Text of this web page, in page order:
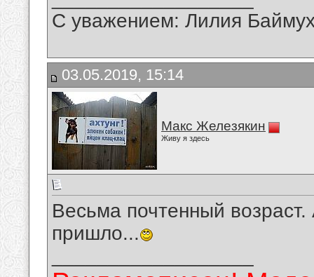
С уважением: Лилия
03.05.2019, 15:14
Макс Железякин
Живу я здесь
Весьма почтенный
пришло...